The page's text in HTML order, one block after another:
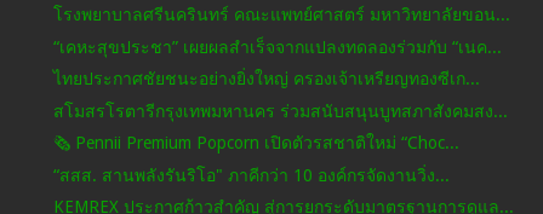
โรงพยาบาลศรีนครินทร์ คณะแพทย์ศาสตร์ มหาวิทยาลัยขอน...
“เคหะสุขประชา” เผยผลสำเร็จจากแปลงทดลองร่วมกับ “เนค...
ไทยประกาศชัยชนะอย่างยิ่งใหญ่ ครองเจ้าเหรียญทองซีเก...
สโมสรโรตารีกรุงเทพมหานคร ร่วมสนับสนุนบูทสภาสังคมสง...
🗞️ Pennii Premium Popcorn เปิดตัวรสชาติใหม่ “Choc...
“สสส. สานพลังรันริโอ" ภาคีกว่า 10 องค์กรจัดงานวิ่ง...
KEMREX ประกาศก้าวสำคัญ สู่การยกระดับมาตรฐานการดูแล...